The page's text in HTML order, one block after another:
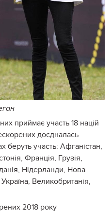
приймає участь 18 націй
доєдналась
беруть участь: Афганістан,
Франція, Грузія,
Нідерланди, Нова
Великобританія,
2018 року